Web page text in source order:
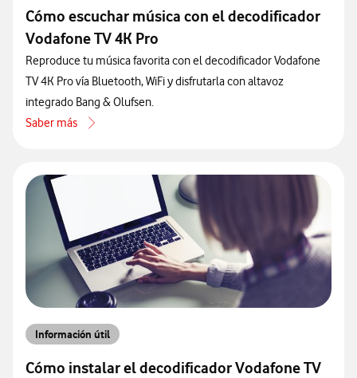
Cómo escuchar música con el decodificador
Vodafone TV 4K Pro
Reproduce tu música favorita con el decodificador Vodafone
TV 4K Pro vía Bluetooth, WiFi y disfrutarla con altavoz
integrado Bang & Olufsen.
Saber más
acerca de Cómo escuchar música con el decodificador Vodafone
Información útil
Cómo instalar el decodificador Vodafone TV